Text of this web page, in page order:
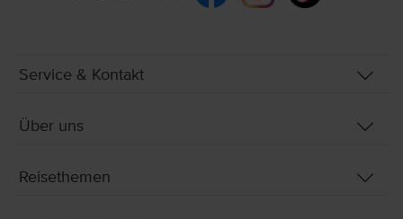
Service & Kontakt
Über uns
Reisethemen